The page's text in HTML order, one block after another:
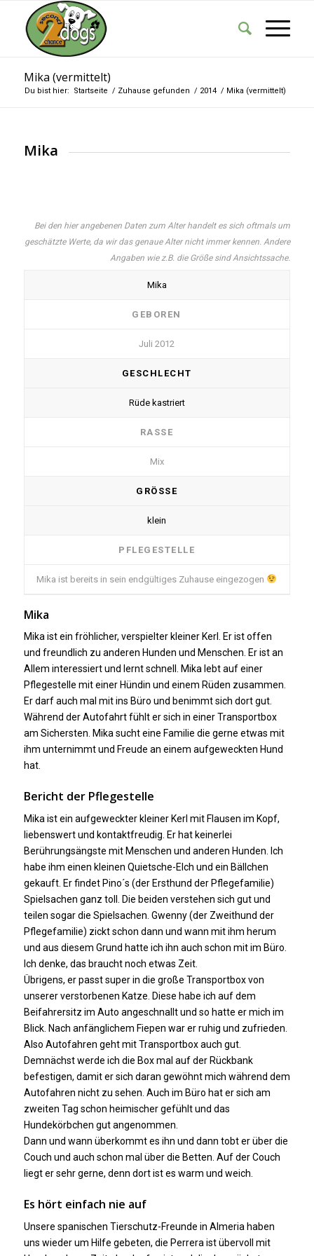
Mika (vermittelt)
Du bist hier: Startseite / Zuhause gefunden / 2014 / Mika (vermittelt)
Mika
Bei den hier angebenen Daten zum Alter handelt es sich oftmals um
geschätzte Werte, da wir das genaue Alter nicht immer kennen. Andere
Angaben wie z.B. die Größe sind Ansichtssache.
Mika
GEBOREN
Juli 2012
GESCHLECHT
Rüde kastriert
RASSE
Mix
GRÖSSE
klein
PFLEGESTELLE
Mika ist bereits in sein endgültiges Zuhause eingezogen
Mika
Mika ist ein fröhlicher, verspielter kleiner Kerl. Er ist offen
und freundlich zu anderen Hunden und Menschen. Er ist an
Allem interessiert und lernt schnell. Mika lebt auf einer
Pflegestelle mit einer Hündin und einem Rüden zusammen.
Er darf auch mal mit ins Büro und benimmt sich dort gut.
Während der Autofahrt fühlt er sich in einer Transportbox
am Sichersten. Mika sucht eine Familie die gerne etwas mit
ihm unternimmt und Freude an einem aufgeweckten Hund
hat.
Bericht der Pflegestelle
Mika ist ein aufgeweckter kleiner Kerl mit Flausen im Kopf,
liebenswert und kontaktfreudig. Er hat keinerlei
Berührungsängste mit Menschen und anderen Hunden. Ich
habe ihm einen kleinen Quietsche-Elch und ein Bällchen
gekauft. Er findet Pino´s (der Ersthund der Pflegefamilie)
Spielsachen ganz toll. Die beiden verstehen sich gut und
teilen sogar die Spielsachen. Gwenny (der Zweithund der
Pflegefamilie) zickt schon dann und wann mit ihm herum
und aus diesem Grund hatte ich ihn auch schon mit im Büro.
Ich denke, das braucht noch etwas Zeit.
Übrigens, er passt super in die große Transportbox von
unserer verstorbenen Katze. Diese habe ich auf dem
Beifahrersitz im Auto angeschnallt und so hatte er mich im
Blick. Nach anfänglichem Fiepen war er ruhig und zufrieden.
Also Autofahren geht mit Transportbox auch gut.
Demnächst werde ich die Box mal auf der Rückbank
befestigen, damit er sich daran gewöhnt mich während dem
Autofahren nicht zu sehen. Auch im Büro hat er sich am
zweiten Tag schon heimischer gefühlt und das
Hundekörbchen gut angenommen.
Dann und wann überkommt es ihn und dann tobt er über die
Couch und auch schon mal über die Betten. Auf der Couch
liegt er sehr gerne, denn dort ist es warm und weich.
Es hört einfach nie auf
Unsere spanischen Tierschutz-Freunde in Almeria haben
uns wieder um Hilfe gebeten, die Perrera ist übervoll mit